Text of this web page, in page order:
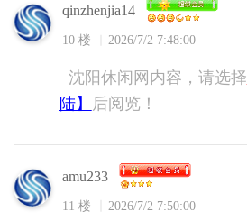
qinzhenjia14
10 楼 2026/7/2 7:48:00
沈阳休闲网内容，请选择
陆】
后阅览！
amu233
11 楼 2026/7/2 7:50:00